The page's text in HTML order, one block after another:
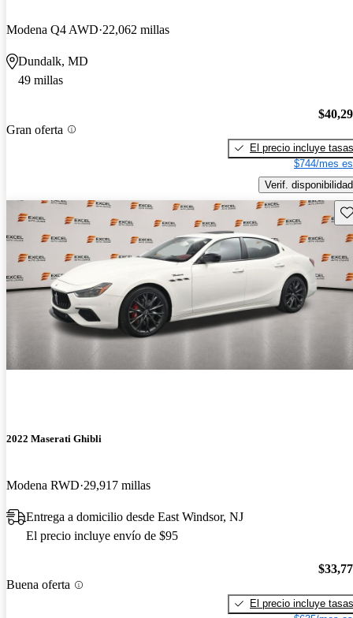
Modena Q4 AWD 22,062 millas
Dundalk, MD
49 millas
Gran oferta
El precio incluye tasas
$744/mes
Verif. disponibilidad
2022 Maserati Ghibli
Modena RWD 29,917 millas
Entrega a domicilio desde East Windsor, NJ
El precio incluye envío de $95
Buena oferta
El precio incluye tasas